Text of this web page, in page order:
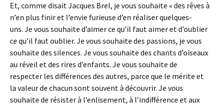
Et, comme disait Jacques Brel, je vous souhaite « des rêves à
n’en plus finir et l’envie furieuse d’en réaliser quelques-
uns. Je vous souhaite d’aimer ce qu’il faut aimer et d’oublier
ce qu’il faut oublier. Je vous souhaite des passions, je vous
souhaite des silences. Je vous souhaite des chants d’oiseaux
au réveil et des rires d’enfants. Je vous souhaite de
respecter les différences des autres, parce que le mérite et
la valeur de chacun sont souvent à découvrir. Je vous
souhaite de résister à l’enlisement, à l’indifférence et aux